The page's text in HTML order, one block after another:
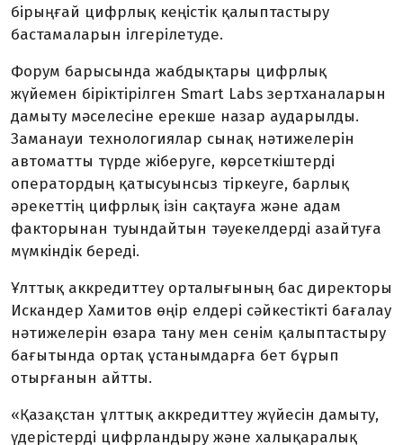
бірыңғай цифрлық кеңістік қалыптастыру
бастамаларын ілгерілетуде.
Форум барысында жабдықтары цифрлық
жүйемен біріктірілген Smart Labs зертханаларын
дамыту мәселесіне ерекше назар аударылды.
Заманауи технологиялар сынақ нәтижелерін
автоматты түрде жіберуге, көрсеткіштерді
оператордың қатысуынсыз тіркеуге, барлық
әрекеттің цифрлық ізін сақтауға және адам
факторынан туындайтын тәуекелдерді азайтуға
мүмкіндік береді.
Ұлттық аккредиттеу орталығының бас директоры
Искандер Хамитов өңір елдері сәйкестікті бағалау
нәтижелерін өзара тану мен сенім қалыптастыру
бағытында ортақ ұстанымдарға бет бұрып
отырғанын айтты.
«Қазақстан ұлттық аккредиттеу жүйесін дамыту,
үдерістерді цифрландыру және халықаралық